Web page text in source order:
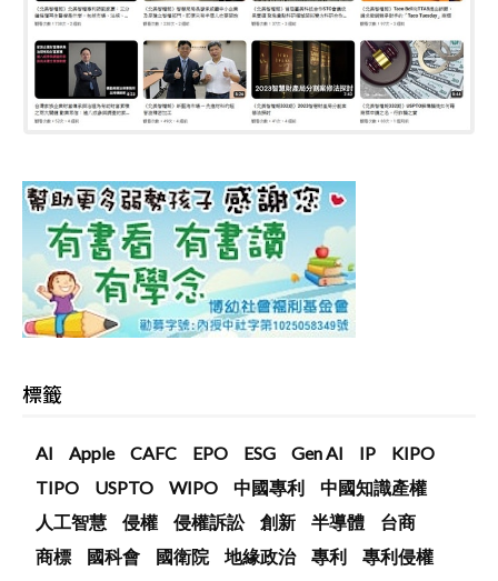
標籤
AI Apple CAFC EPO ESG Gen AI IP
KIPO
TIPO
USPTO WIPO 中國專利
中國知識產權
人工智慧
侵權 侵權訴訟 創新 半導體
台商
商標
國科會 國衛院 地緣政治 專利
專利侵權